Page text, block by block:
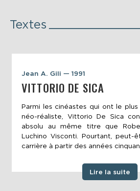
Textes
Jean A. Gili — 1991
VITTORIO DE SICA
Parmi les cinéastes qui ont le
néo-réaliste, Vittorio De Sica
absolu au même titre que
Luchino Visconti. Pourtant, peut-
carrière à partir des années
Lire la suite